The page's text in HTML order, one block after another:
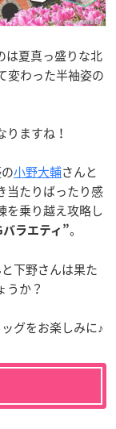
は夏真っ盛りな北
変わった半袖姿の
ますね！
小野大輔さんと
当たりばったり感
を乗り越え攻略し
ラエティ”。
下野さんは果た
うか？
グをお楽しみに♪